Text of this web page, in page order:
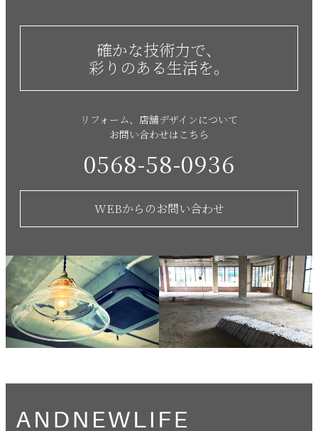
確かな技術力で、
彩りのある生活を。
リフォーム、店舗デザインについて
お問い合わせはこちら
0568-58-0936
WEBからのお問い合わせ